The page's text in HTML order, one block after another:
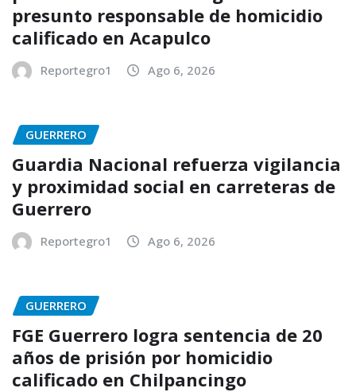
presunto responsable de homicidio
calificado en Acapulco
Reportegro1 Ago 6, 2026
GUERRERO
Guardia Nacional refuerza vigilancia
y proximidad social en carreteras de
Guerrero
Reportegro1 Ago 6, 2026
GUERRERO
FGE Guerrero logra sentencia de 20
años de prisión por homicidio
calificado en Chilpancingo